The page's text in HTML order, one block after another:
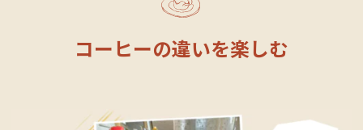
コーヒーの違いを楽しむ